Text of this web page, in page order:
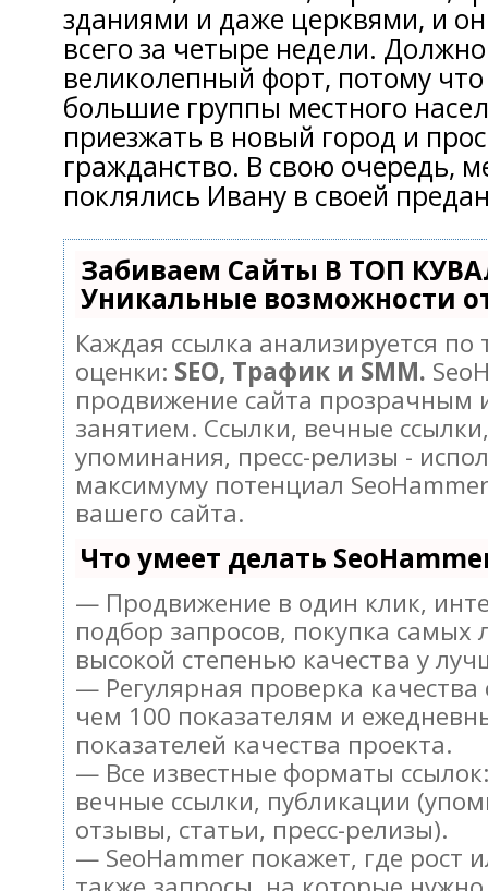
зданиями и даже церквями, и
всего за четыре недели.
великолепный форт, потому
большие группы местного
приезжать в новый город и
гражданство. В свою очередь,
поклялись Ивану в своей
Забиваем Сайты В ТОП
Уникальные возможности
Каждая ссылка анализируется
оценки: SEO, Трафик и SMM.
продвижение сайта прозрачным
занятием. Ссылки, вечные
упоминания, пресс-релизы -
максимуму потенциал
вашего сайта.
Что умеет делать
— Продвижение в один клик,
подбор запросов, покупка самых
высокой степенью качества у
— Регулярная проверка качества
чем 100 показателям и
показателей качества проекта.
— Все известные форматы
вечные ссылки, публикации
отзывы, статьи, пресс-релизы).
— SeoHammer покажет, где рост